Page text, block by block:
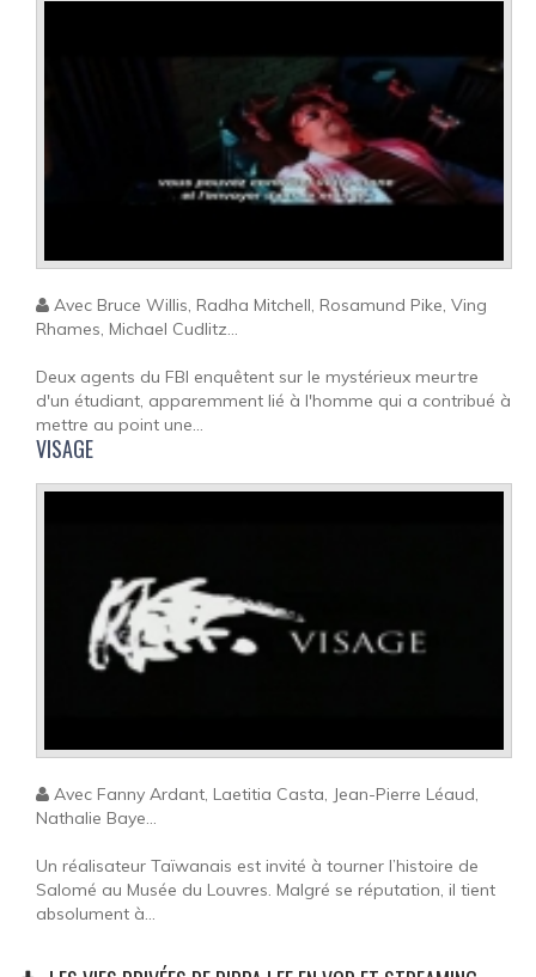
Avec Bruce Willis, Radha Mitchell, Rosamund Pike, Ving
Rhames, Michael Cudlitz...
Deux agents du FBI enquêtent sur le mystérieux meurtre
d'un étudiant, apparemment lié à l'homme qui a contribué à
mettre au point une...
VISAGE
Avec Fanny Ardant, Laetitia Casta, Jean-Pierre Léaud,
Nathalie Baye...
Un réalisateur Taïwanais est invité à tourner l’histoire de
Salomé au Musée du Louvres. Malgré se réputation, il tient
absolument à...